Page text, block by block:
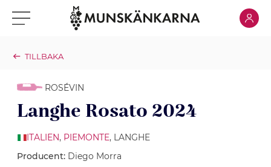
Klicka för meny Klicka
TILLBAKA
ROSÉVIN
Langhe Rosato 2024
ITALIEN, PIEMONTE, LANGHE
Producent: Diego Morra